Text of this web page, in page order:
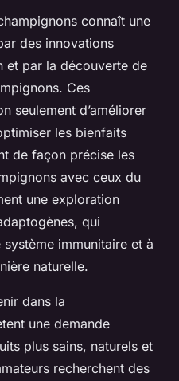
connaît une
des innovations
et par la découverte de
Ces
seulement d’améliorer
les bienfaits
de façon précise les
avec ceux du
une exploration
qui
immunitaire et à
naturelle.
dans la
une demande
plus sains, naturels et
recherchent des